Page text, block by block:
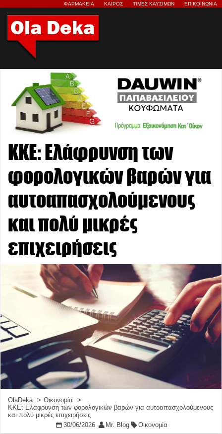
ΦΑΡΜΑΚΕΙΑ ΚΑΙΡΟΣ ΤΙΜΕΣ ΚΑΥΣΙΜΩΝ ΕΠΙΚΟΙΝΩΝΙΑ
ΚΚΕ: Ελάφρυνση των
φορολογικών βαρών για
αυτοαπασχολούμενους
και πολύ μικρές
επιχειρήσεις
OlaDeka
Οικονομία
ΚΚΕ: Ελάφρυνση των φορολογικών βαρών για αυτοαπασχολούμενους
και πολύ μικρές επιχειρήσεις
30/06/2026
Mr. Blog Οικονομία